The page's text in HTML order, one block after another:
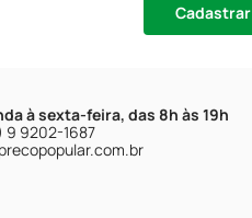
Cadastrar
à sexta-feira, das 8h às 19h
9 9202-1687